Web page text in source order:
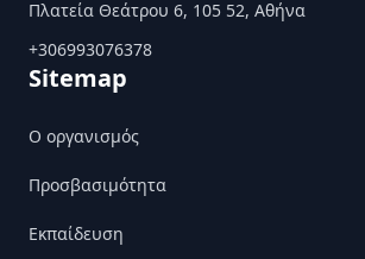
Πλατεία Θεάτρου 6, 105 52, Αθήνα
+306993076378
Sitemap
Ο οργανισμός
Προσβασιμότητα
Εκπαίδευση